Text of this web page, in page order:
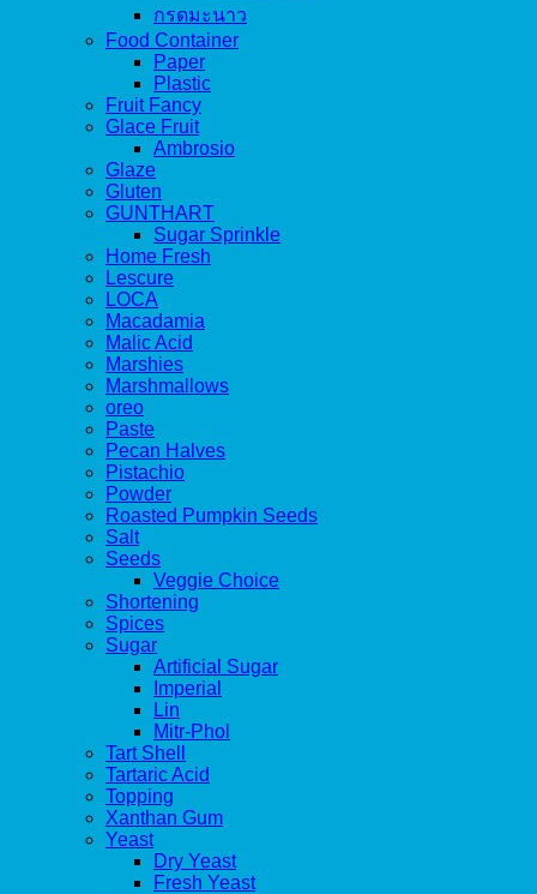
กรดมะนาว
Food Container
Paper
Plastic
Fruit Fancy
Glace Fruit
Ambrosio
Glaze
Gluten
GUNTHART
Sugar Sprinkle
Home Fresh
Lescure
LOCA
Macadamia
Malic Acid
Marshies
Marshmallows
oreo
Paste
Pecan Halves
Pistachio
Powder
Roasted Pumpkin Seeds
Salt
Seeds
Veggie Choice
Shortening
Spices
Sugar
Artificial Sugar
Imperial
Lin
Mitr-Phol
Tart Shell
Tartaric Acid
Topping
Xanthan Gum
Yeast
Dry Yeast
Fresh Yeast